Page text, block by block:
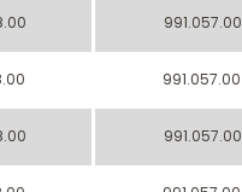
991.057.00
991.057.00
991.057.00